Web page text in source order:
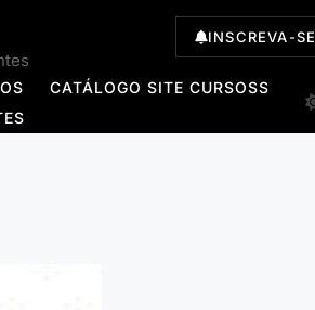
INSCREVA-SE
CATÁLOGO SITE CURSOSS